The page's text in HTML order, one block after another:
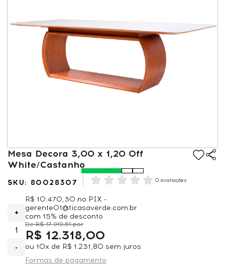
Mesa Decora 3,00 x 1,20 Off
White/Castanho
80028307 0 avaliações
-
+
R$ 10.470,30 no PIX -
gerente01@ticasaverde.com.br
com 15% de desconto
R$ 17.919,61
R$ 12.318,00
ou 10x de R$ 1.231,80 sem juros
Formas de pagamento